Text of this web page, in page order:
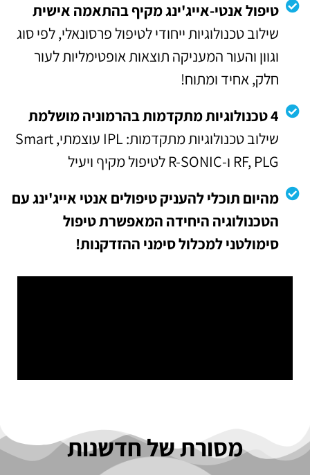
טיפול אנטי-אייג'ינג מקיף בהתאמה אישית
שילוב טכנולוגיות ייחודי לטיפול פרסונאלי, לפי סוג
וגוון והעור המעניקה תוצאות אופטימליות לעור
חלק, אחיד ומתוח!
4 טכנולוגיות מתקדמות בהרמוניה מושלמת
שילוב טכנולוגיות מתקדמות: IPL עוצמתי, Smart
RF, PLG ו-R-SONIC לטיפול מקיף ויעיל
מהיום תוכלי להעניק טיפולים אנטי אייג'ינג עם
הטכנולוגיה היחידה המאפשרת טיפול
סימולטני למכלול סימני ההזדקנות!
מסורת של חדשנות